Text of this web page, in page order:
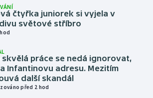
čtyřka juniorek si vyjela v
světové stříbro
skvělá práce se nedá ignorovat,
Infantinovu adresu. Mezitím
další skandál
před 2 hod